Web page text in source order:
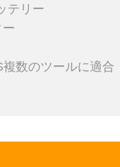
テリー
数のツールに適合